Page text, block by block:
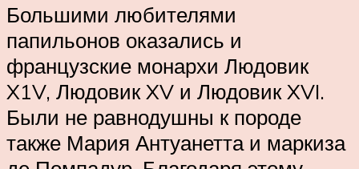
Большими любителями
папильонов оказались и
французские монархи Людовик
X1V, Людовик XV и Людовик XVI.
Были не равнодушны к породе
также Мария Антуанетта и маркиза